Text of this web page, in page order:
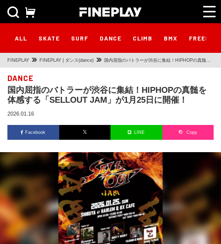
ALL SKATE SURF DANCE CLIMB BMX
FINEPLAY FINEPLAY | ダンス(dance) 国内屈指のバトラーが渋谷に集結！HIPHOPの真髄を
DANCE
国内屈指のバトラーが渋谷に集結！HIPHOPの真髄を
体感する「SELLOUT JAM」が1月25日に開催！
2026.01.16
Facebook LINE Copy